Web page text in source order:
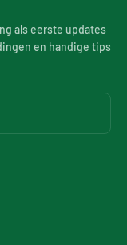
als eerste updates
en handige tips